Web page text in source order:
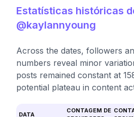
Estatísticas históricas
@kaylannyoung
Across the dates, followers
numbers reveal minor
posts remained constant at
potential plateau in content
DATA
CONTAGEM DE